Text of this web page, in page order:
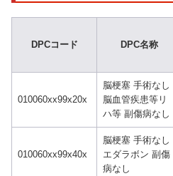
DPCコード DPC名称
010060xx99x20x
脳梗塞 手術なし
脳血管疾患等リ
ハ等 副傷病なし
010060xx99x40x
脳梗塞 手術なし
エダラボン 副傷
病なし